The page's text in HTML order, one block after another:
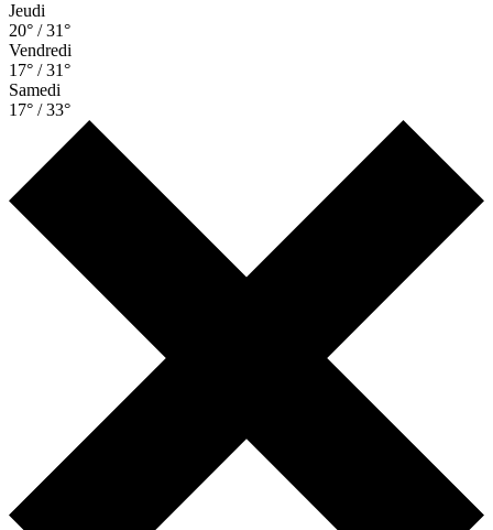
Jeudi
20° / 31°
Vendredi
17° / 31°
Samedi
17° / 33°